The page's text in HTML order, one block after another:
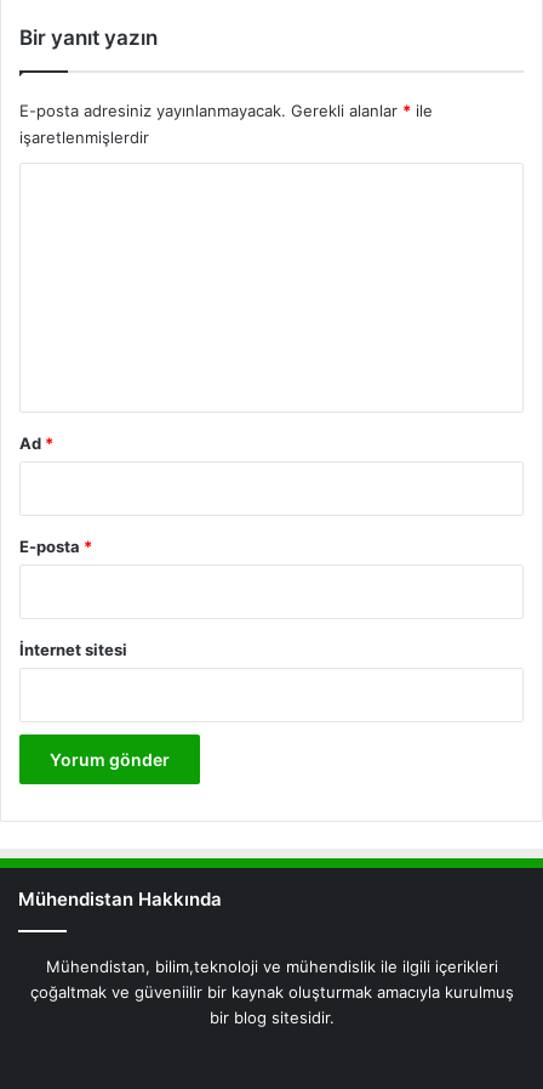
Bir yanıt yazın
E-posta adresiniz yayınlanmayacak. Gerekli alanlar * ile
işaretlenmişlerdir
Ad *
E-posta *
İnternet sitesi
Mühendistan Hakkında
Mühendistan, bilim,teknoloji ve mühendislik ile ilgili içerikleri
çoğaltmak ve güveniilir bir kaynak oluşturmak amacıyla kurulmuş
bir blog sitesidir.